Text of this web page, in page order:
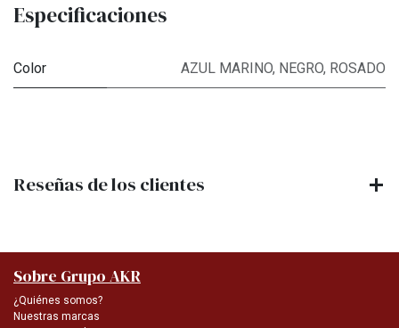
Especificaciones
Color AZUL MARINO, NEGRO, ROSADO
Reseñas de los clientes
Sobre Grupo AKR
¿Quiénes somos?
Nuestras marcas